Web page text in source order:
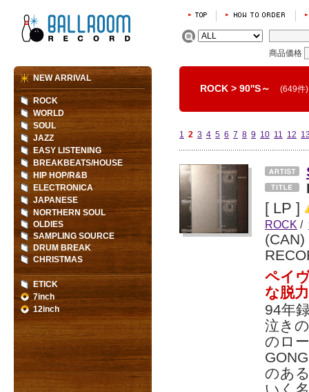
商品価格
ROCK > 90''S～ (649件)
1 2 3 4 5 6 7 8 9 10 11 12
[ LP ]
ROCK /
(CAN)
ペイ
な脱
94年
泣き
のロ
のあ
NEW ARRIVAL
ROCK
WORLD
SOUL
JAZZ
EASY LISTENING
BREAKBEATS/HOUSE
HIP HOP/R&B
ELECTRONICA
JAPANESE
NORTHERN SOUL
OLDIES
SAMPLING SOURCE
DRUM BREAK
CHRISTMAS
ETICK
7inch
12inch